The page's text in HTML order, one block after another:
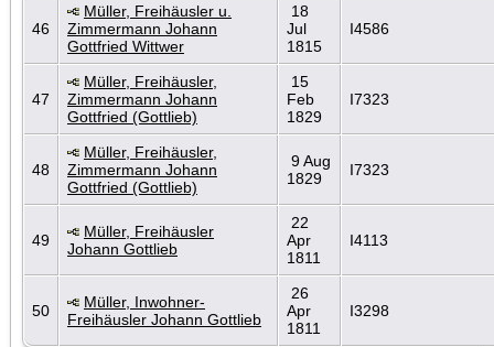
46
Müller, Freihäusler u.
Zimmermann Johann
Gottfried Wittwer
18
Jul
1815
I4586
47
Müller, Freihäusler,
Zimmermann Johann
Gottfried (Gottlieb)
15
Feb
1829
I7323
48
Müller, Freihäusler,
Zimmermann Johann
Gottfried (Gottlieb)
9 Aug
1829
I7323
49
Müller, Freihäusler
Johann Gottlieb
22
Apr
1811
I4113
50
Müller, Inwohner-
Freihäusler Johann Gottlieb
26
Apr
1811
I3298